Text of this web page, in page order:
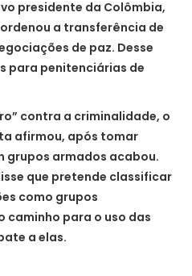
presidente da Colômbia,
a transferência de
de paz. Desse
para penitenciárias de
contra a criminalidade, o
afirmou, após tomar
grupos armados acabou.
que pretende classificar
como grupos
para o uso das
a elas.